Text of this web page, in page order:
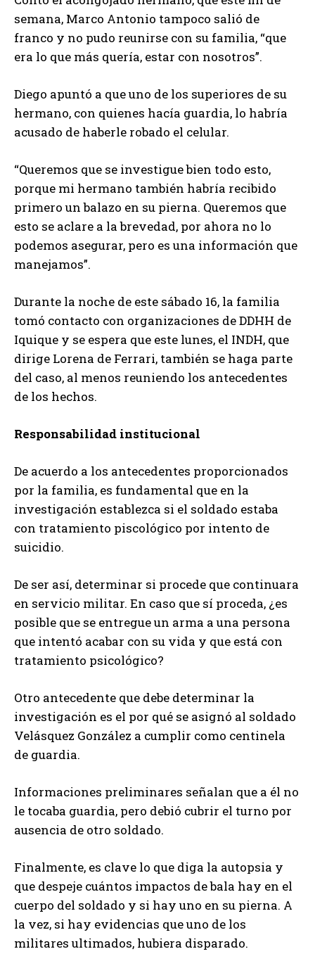
semana, Marco Antonio tampoco salió de
franco y no pudo reunirse con su familia, “que
era lo que más quería, estar con nosotros”.
Diego apuntó a que uno de los superiores de su
hermano, con quienes hacía guardia, lo habría
acusado de haberle robado el celular.
“Queremos que se investigue bien todo esto,
porque mi hermano también habría recibido
primero un balazo en su pierna. Queremos que
esto se aclare a la brevedad, por ahora no lo
podemos asegurar, pero es una información que
manejamos”.
Durante la noche de este sábado 16, la familia
tomó contacto con organizaciones de DDHH de
Iquique y se espera que este lunes, el INDH, que
dirige Lorena de Ferrari, también se haga parte
del caso, al menos reuniendo los antecedentes
de los hechos.
Responsabilidad institucional
De acuerdo a los antecedentes proporcionados
por la familia, es fundamental que en la
investigación establezca si el soldado estaba
con tratamiento piscológico por intento de
suicidio.
De ser así, determinar si procede que continuara
en servicio militar. En caso que sí proceda, ¿es
posible que se entregue un arma a una persona
que intentó acabar con su vida y que está con
tratamiento psicológico?
Otro antecedente que debe determinar la
investigación es el por qué se asignó al soldado
Velásquez González a cumplir como centinela
de guardia.
Informaciones preliminares señalan que a él no
le tocaba guardia, pero debió cubrir el turno por
ausencia de otro soldado.
Finalmente, es clave lo que diga la autopsia y
que despeje cuántos impactos de bala hay en el
cuerpo del soldado y si hay uno en su pierna. A
la vez, si hay evidencias que uno de los
militares ultimados, hubiera disparado.